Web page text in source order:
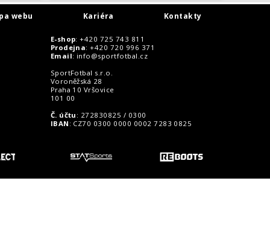
webu Kariéra Kontakty
E-shop: +420 725 743 811
Prodejna: +420 720 996 371
Email: info@sportfotbal.cz
SportFotbal s.r.o.
Voroněžská 28
Praha 10 Vršovice
101 00
Č. účtu : 272830825 / 0300
IBAN : CZ70 0300 0000 0002 7283 0825